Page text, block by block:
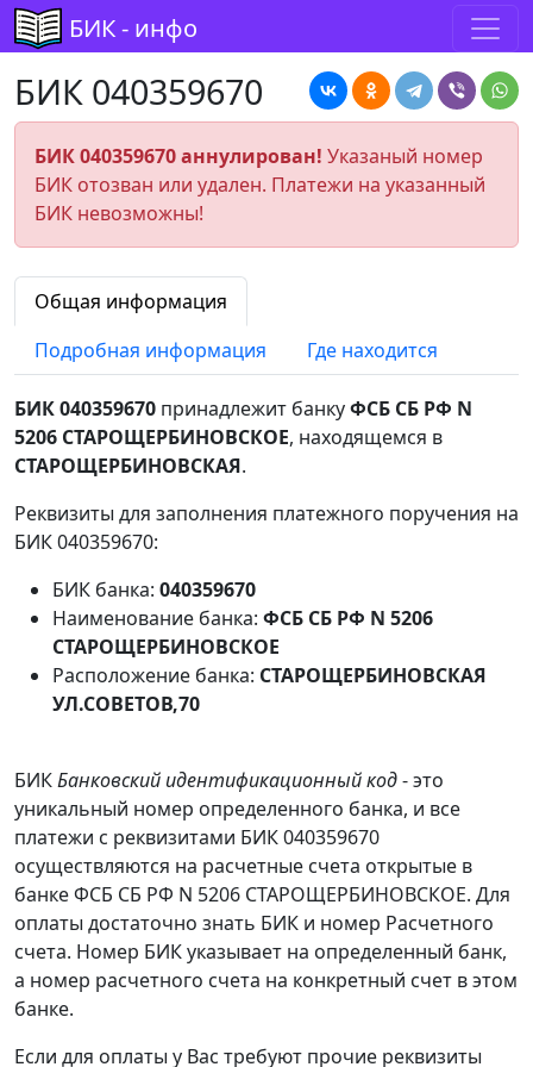
БИК - инфо
БИК 040359670
БИК 040359670 аннулирован! Указаный номер
БИК отозван или удален. Платежи на указанный
БИК невозможны!
Общая информация
Подробная информация
Где находится
БИК 040359670 принадлежит банкуФСБ СБ РФ N
5206 СТАРОЩЕРБИНОВСКОЕ, находящемся в
СТАРОЩЕРБИНОВСКАЯ.
Реквизиты для заполнения платежного поручения на
БИК 040359670:
БИК банка: 040359670
Наименование банка: ФСБ СБ РФ N 5206
СТАРОЩЕРБИНОВСКОЕ
Расположение банка: СТАРОЩЕРБИНОВСКАЯ
УЛ.СОВЕТОВ,70
БИКБанковский идентификационный код- это
уникальный номер определенного банка, и все
платежи с реквизитами БИК 040359670
осуществляются на расчетные счета открытые в
банке ФСБ СБ РФ N 5206 СТАРОЩЕРБИНОВСКОЕ. Для
оплаты достаточно знать БИК и номер Расчетного
счета. Номер БИК указывает на определенный банк,
а номер расчетного счета на конкретный счет в этом
банке.
Если для оплаты у Вас требуют прочие реквизиты